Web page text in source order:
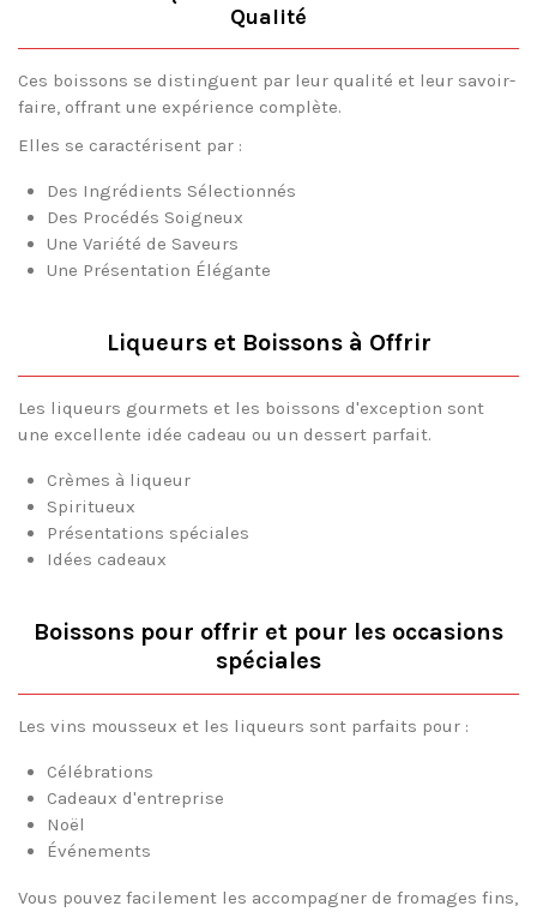
Qualité
Ces boissons se distinguent par leur qualité et leur savoir-
faire, offrant une expérience complète.
Elles se caractérisent par :
Des Ingrédients Sélectionnés
Des Procédés Soigneux
Une Variété de Saveurs
Une Présentation Élégante
Liqueurs et Boissons à Offrir
Les liqueurs gourmets et les boissons d'exception sont
une excellente idée cadeau ou un dessert parfait.
Crèmes à liqueur
Spiritueux
Présentations spéciales
Idées cadeaux
Boissons pour offrir et pour les occasions
spéciales
Les vins mousseux et les liqueurs sont parfaits pour :
Célébrations
Cadeaux d'entreprise
Noël
Événements
Vous pouvez facilement les accompagner de fromages fins,